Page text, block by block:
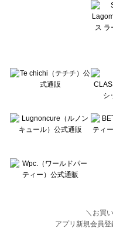
＼お買
アプリ新規会員